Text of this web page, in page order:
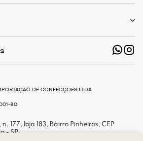
DE CONFECÇÕES LTDA
80
177, loja 183, Bairro Pinheiros, CEP
- SP